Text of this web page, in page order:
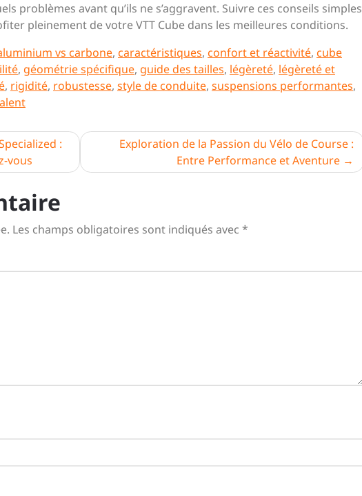
problèmes avant qu’ils ne s’aggravent. Suivre ces conseils simples
pleinement de votre VTT Cube dans les meilleures conditions.
vs carbone, caractéristiques, confort et réactivité, cube
, géométrie spécifique, guide des tailles, légèreté, légèreté et
, rigidité, robustesse, style de conduite, suspensions performantes,
:
vous
Exploration de la Passion du Vélo de Course :
Entre Performance et Aventure
Les champs obligatoires sont indiqués avec *